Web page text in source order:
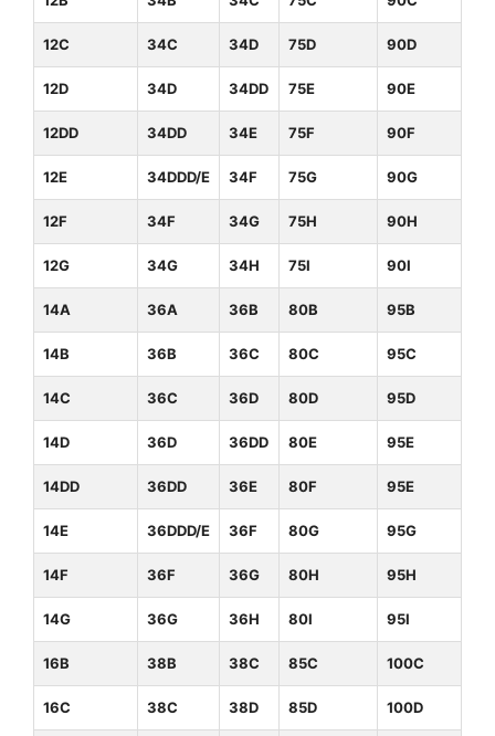
12C 34C 34D 75D 90D
12D 34D 34DD 75E 90E
12DD 34DD 34E 75F 90F
12E 34DDD/E 34F 75G 90G
12F 34F 34G 75H 90H
12G 34G 34H 75I 90I
14A 36A 36B 80B 95B
14B 36B 36C 80C 95C
14C 36C 36D 80D 95D
14D 36D 36DD 80E 95E
14DD 36DD 36E 80F 95E
14E 36DDD/E 36F 80G 95G
14F 36F 36G 80H 95H
14G 36G 36H 80I 95I
16B 38B 38C 85C 100C
16C 38C 38D 85D 100D